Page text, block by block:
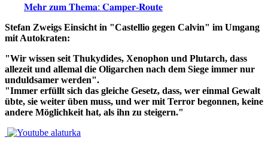
𝐌𝐞𝐡𝐫 𝐳𝐮𝐦 𝐓𝐡𝐞𝐦𝐚: 𝐂𝐚𝐦𝐩𝐞𝐫-𝐑𝐨𝐮𝐭𝐞
Stefan Zweigs Einsicht in "Castellio gegen Calvin" im Umgang
mit Autokraten:
"Wir wissen seit Thukydides, Xenophon und Plutarch, dass
allezeit und allemal die Oligarchen nach dem Siege immer nur
unduldsamer werden".
"Immer erfüllt sich das gleiche Gesetz, dass, wer einmal Gewalt
übte, sie weiter üben muss, und wer mit Terror begonnen, keine
andere Möglichkeit hat, als ihn zu steigern."